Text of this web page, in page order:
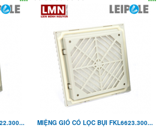
MIỆNG GIÓ CÓ LỌC BỤI FKL6623.300...